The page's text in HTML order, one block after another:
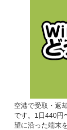
空港で受取・返
です。1日440円
望に沿った端末